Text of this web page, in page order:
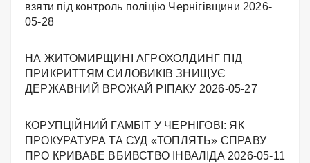
взяти під контроль поліцію Чернігівщини 2026-
05-28
НА ЖИТОМИРЩИНІ АГРОХОЛДИНГ ПІД
ПРИКРИТТЯМ СИЛОВИКІВ ЗНИЩУЄ
ДЕРЖАВНИЙ ВРОЖАЙ РІПАКУ ​ 2026-05-27
КОРУПЦІЙНИЙ ГАМБІТ У ЧЕРНІГОВІ: ЯК
ПРОКУРАТУРА ТА СУД «ТОПЛЯТЬ» СПРАВУ
ПРО КРИВАВЕ ВБИВСТВО ІНВАЛІДА 2026-05-11